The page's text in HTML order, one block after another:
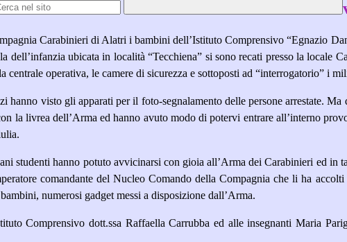
Carabinieri di Alatri i bambini dell’Istituto Comprensivo “Egnazio
dell’infanzia ubicata in località “Tecchiena” si sono recati presso la
operativa, le camere di sicurezza e sottoposti ad “interrogatorio” i
hanno visto gli apparati per il foto-segnalamento delle persone arrestate.
la livrea dell’Arma ed hanno avuto modo di potervi entrare all’interno
studenti hanno potuto avvicinarsi con gioia all’Arma dei Carabinieri ed in
comandante del Nucleo Comando della Compagnia che li ha
numerosi gadget messi a disposizione dall’Arma.
Comprensivo dott.ssa Raffaella Carrubba ed alle insegnanti Maria